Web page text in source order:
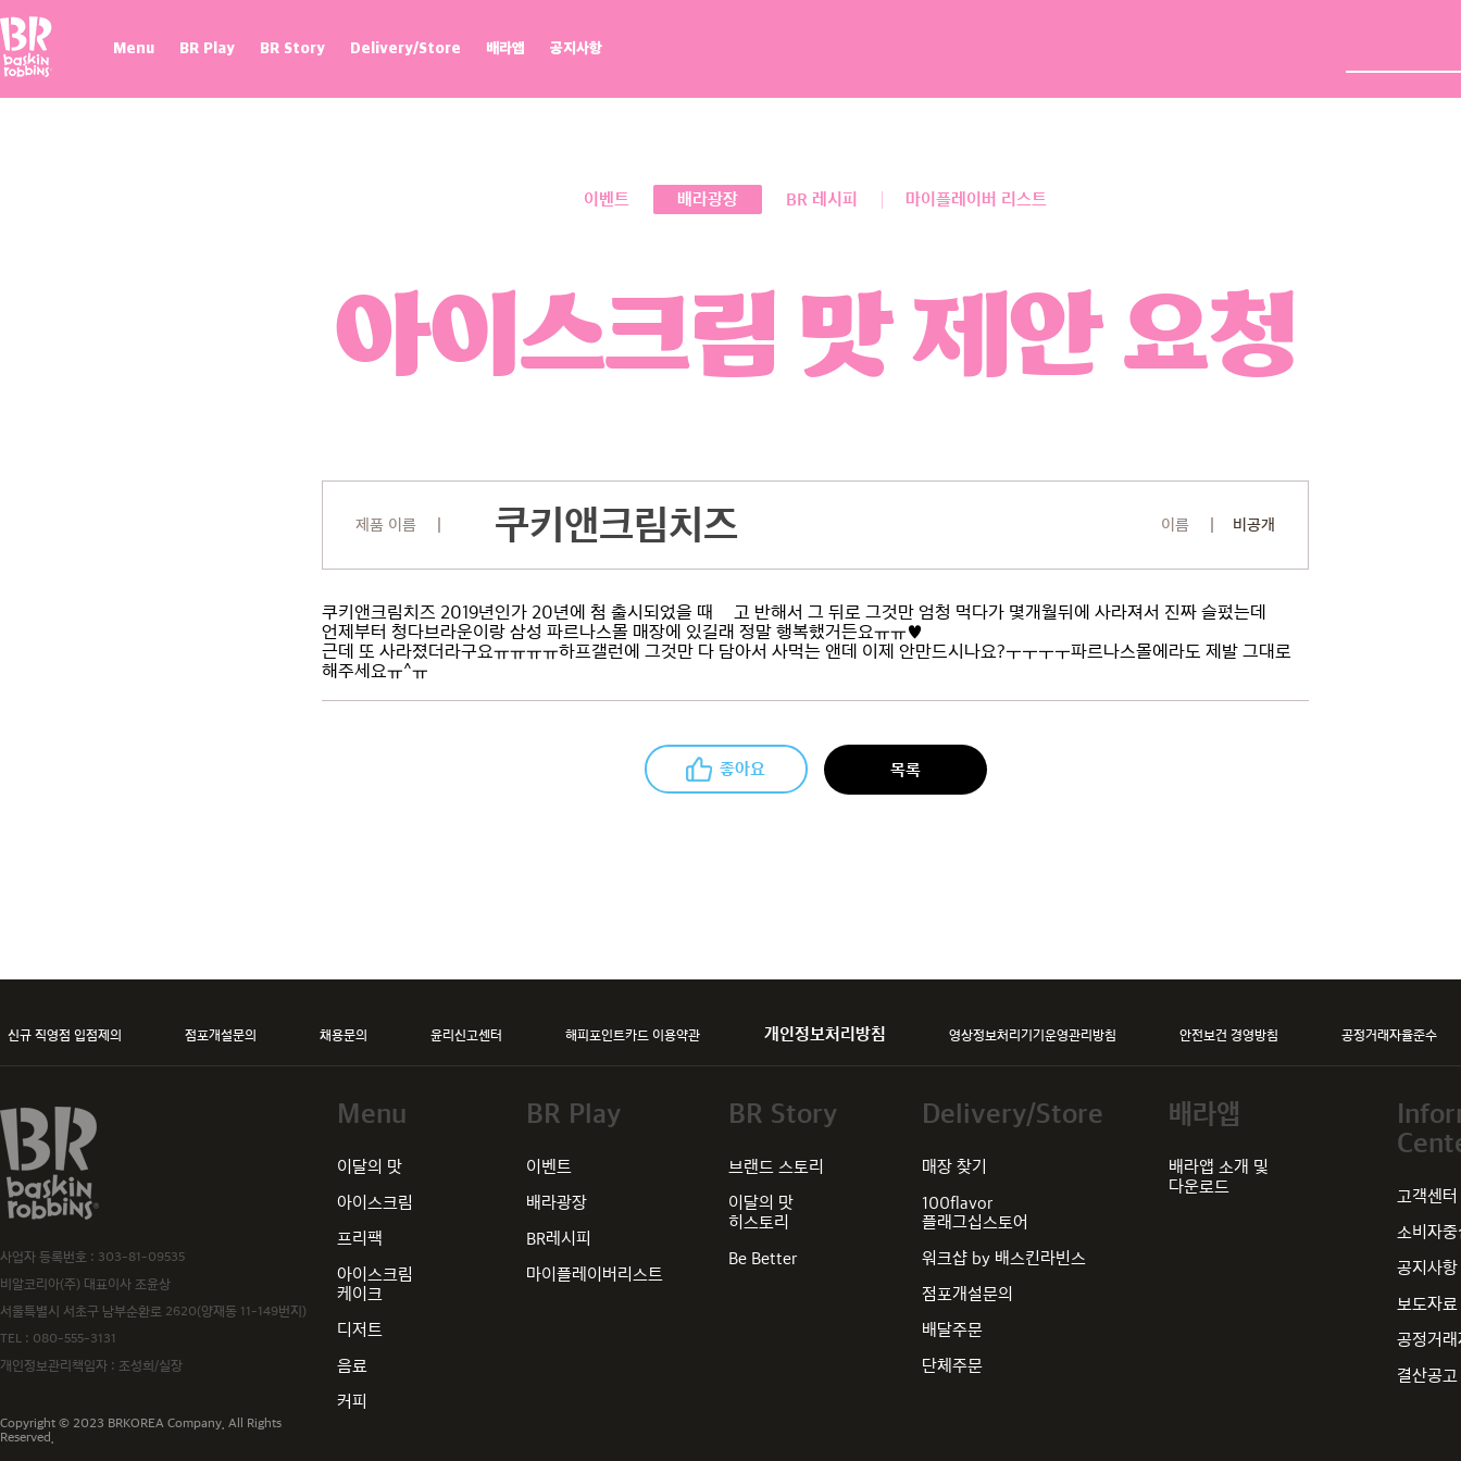
Baskin Robbins
Menu BR Play BR Story Delivery/Store 배라앱 공지사항
이벤트 배라광장 BR 레시피 마이플레이버 리스트
아이스크림 맛 제안 요청
제품 이름 쿠키앤크림치즈 이름 비공개
쿠키앤크림치즈 2019년인가 20년에 첨 출시되었을 때 먿고 반해서 그 뒤로 그것만 엄청 먹다가 몇개월뒤에 사라져서 진짜 슬펐는데
언제부터 청다브라운이랑 삼성 파르나스몰 매장에 있길래 정말 행복했거든요ㅠㅠ♥
근데 또 사라졌더라구요ㅠㅠㅠㅠ하프갤런에 그것만 다 담아서 사먹는 앤데 이제 안만드시나요?ㅜㅜㅜㅜ파르나스몰에라도 제발 그대로
해주세요ㅠ^ㅠ
좋아요 목록
신규 직영점 입점제의 점포개설문의 채용문의 윤리신고센터 해피포인트카드 이용약관 개인정보처리방침 영상정보처리기기운영관리방침 안전보건 경영방침 공정거래자율준수
baskiN robbiNs
사업자 등록번호 : 303-81-09535
비알코리아(주) 대표이사 조윤상
서울특별시 서초구 남부순환로 2620(양재동 11-149번지)
TEL : 080-555-3131
개인정보관리책임자 : 조성희/실장
Copyright © 2023 BRKOREA Company. All Rights
Reserved.
Menu
이달의 맛
아이스크림
프리팩
아이스크림
케이크
디저트
음료
커피
BR Play
이벤트
배라광장
BR레시피
마이플레이버리스트
BR Story
브랜드 스토리
이달의 맛
히스토리
Be Better
Delivery/Store
매장 찾기
100flavor
플래그십스토어
워크샵 by 배스킨라빈스
점포개설문의
배달주문
단체주문
배라앱
배라앱 소개 및
다운로드
고객센터
소비자
공지사항
보도자료
공정거
결산공고